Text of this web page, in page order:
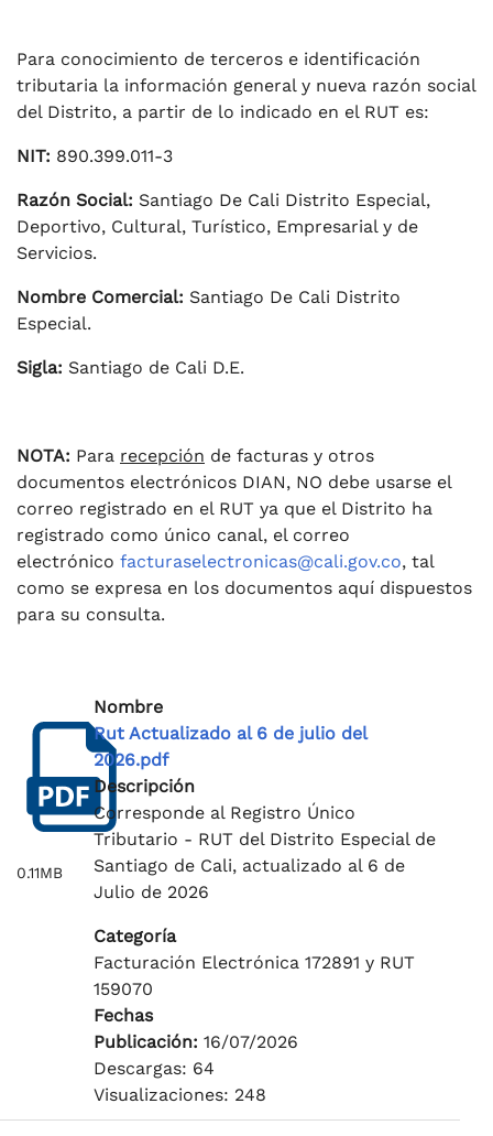
Para conocimiento de terceros e identificación
tributaria la información general y nueva razón social
del Distrito, a partir de lo indicado en el RUT es:
NIT: 890.399.011-3
Razón Social: Santiago De Cali Distrito Especial,
Deportivo, Cultural, Turístico, Empresarial y de
Servicios.
Nombre Comercial: Santiago De Cali Distrito
Especial.
Sigla: Santiago de Cali D.E.
NOTA: Para recepción de facturas y otros
documentos electrónicos DIAN, NO debe usarse el
correo registrado en el RUT ya que el Distrito ha
registrado como único canal, el correo
electrónico facturaselectronicas@cali.gov.co, tal
como se expresa en los documentos aquí dispuestos
para su consulta.
0.11MB
Nombre
Rut Actualizado al 6 de julio del
2026.pdf
Descripción
Corresponde al Registro Único
Tributario - RUT del Distrito Especial de
Santiago de Cali, actualizado al 6 de
Julio de 2026
Categoría
Facturación Electrónica 172891 y RUT
159070
Fechas
Publicación: 16/07/2026
Descargas: 64
Visualizaciones: 248